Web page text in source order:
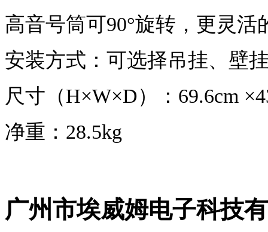
高音号筒可90°旋转，更灵活
安装方式： 可选择吊挂、 壁
尺寸（H×W×D）：69.6cm
净重： 28.5kg
广州市埃威姆电子科技